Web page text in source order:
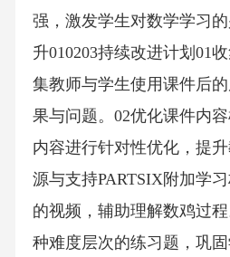
强，激发学生对数学学习
升010203持续改进计划01
集教师与学生使用课件后
果与问题。02优化课件内
内容进行针对性优化，提
源与支持PARTSIX附加学
的视频，辅助理解数鸡过
种难度层次的练习题，巩